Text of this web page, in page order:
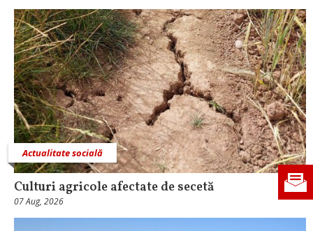
Actualitate socială
Culturi agricole afectate de secetă
07 Aug, 2026